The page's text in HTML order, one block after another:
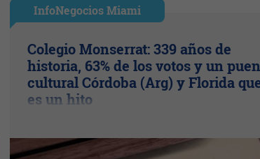
InfoNegocios Miami
Colegio Monserrat: 339 años de
historia, 63% de los votos y un
cultural Córdoba (Arg) y Florida
es un hito